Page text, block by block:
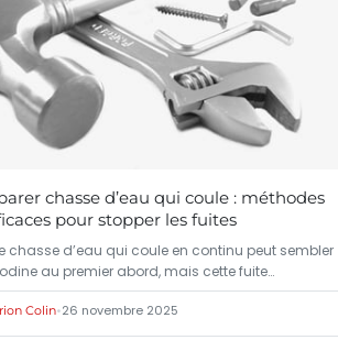
chasse d’eau qui coule : méthodes
pour stopper les fuites
chasse d’eau qui coule en continu peut sembler
au premier abord, mais cette fuite…
Colin•26 novembre 2025